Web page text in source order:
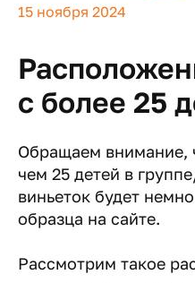
15 ноября 2024
с более 25
Обращаем внимание,
чем 25 детей в
виньеток будет
образца на сайте.
Рассмотрим такое